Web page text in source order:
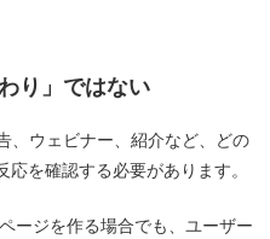
り」ではない
、ウェビナー、紹介など、どの
を確認する必要があります。
ージを作る場合でも、ユーザー